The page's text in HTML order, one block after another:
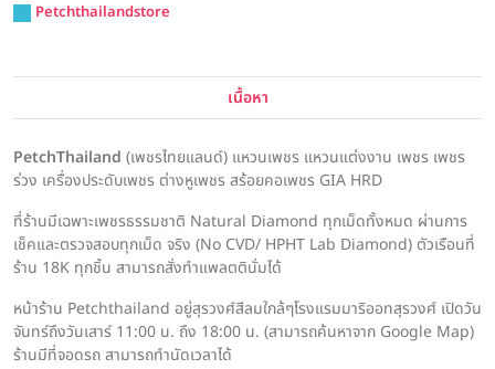
Petchthailandstore
เนื้อหา
PetchThailand (เพชร​ไทยแลนด์) แหวนเพชร แหวนแต่งงาน เพชร เพชร
ร่วง เครื่องประดับเพชร ต่างหูเพชร สร้อยคอเพชร GIA HRD
ที่ร้านมีเฉพาะเพชรธรรมชาติ Natural Diamond ทุกเม็ดทั้งหมด ผ่านการ
เช็คและตรวจสอบทุกเม็ด จริง (No CVD/ HPHT Lab Diamond) ตัวเรือนที่
ร้าน 18K ทุกชิ้น สามารถสั่งทำแพลตตินั่มได้
หน้าร้าน Petchthailand อยู่สุรวงศ์สีลมใกล้ๆโรงแรมมาริออทสุรวงศ์ เปิดวัน
จันทร์ถึงวันเสาร์ 11:00 น. ถึง 18:00 น. (สามารถค้นหาจาก Google Map)
ร้านมีที่จอดรถ สามารถทำนัดเวลาได้